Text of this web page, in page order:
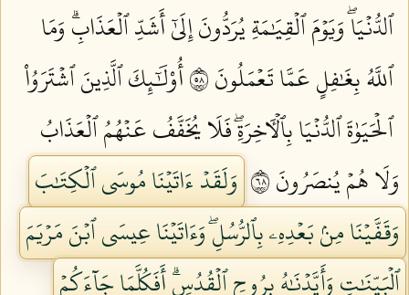
ٱلدُّنۡيَاۖ وَيَوۡمَ ٱلۡقِيَٰمَةِ يُرَدُّونَ إِلَىٰٓ أَشَدِّ ٱلۡعَذَابِۗ وَمَا
ٱللَّهُ بِغَٰفِلٍ عَمَّا تَعۡمَلُونَ ٨٥
أُوْلَٰٓئِكَ ٱلَّذِينَ ٱشۡتَرَوُاْ
ٱلۡحَيَوٰةَ ٱلدُّنۡيَا بِٱلۡأٓخِرَةِۖ فَلَا يُخَفَّفُ عَنۡهُمُ ٱلۡعَذَابُ
وَلَا هُمۡ يُنصَرُونَ ٨٦
وَلَقَدۡ ءَاتَيۡنَا مُوسَى ٱلۡكِتَٰبَ
وَقَفَّيۡنَا مِنۢ بَعۡدِهِۦ بِٱلرُّسُلِۖ وَءَاتَيۡنَا عِيسَى ٱبۡنَ مَرۡيَمَ
ٱلۡبَيِّنَٰتِ وَأَيَّدۡنَٰهُ بِرُوحِ ٱلۡقُدُسِۗ أَفَكُلَّمَا جَآءَكُمۡ